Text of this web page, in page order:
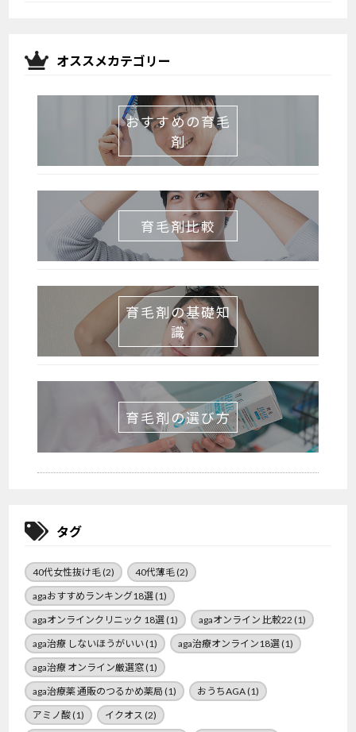
オススメカテゴリー
おすすめの育毛
剤
育毛剤比較
育毛剤の基礎知
識
育毛剤の選び方
タグ
40代女性抜け毛(2) 40代薄毛(2)
agaおすすめランキング18選(1)
agaオンラインクリニック 18選(1) agaオンライン 比較22 (1)
aga治療 しないほうがいい(1) aga治療オンライン18選(1)
aga治療 オンライン厳選窓(1)
aga治療薬 通販のつるかめ薬局 (1) おうちAGA(1)
アミノ酸(1) イクオス (2)